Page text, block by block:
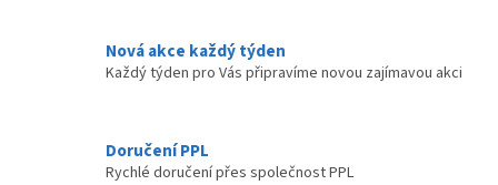
Nová akce každý týden
Každý týden pro Vás připravíme novou zajímavou akci
Doručení PPL
Rychlé doručení přes společnost PPL